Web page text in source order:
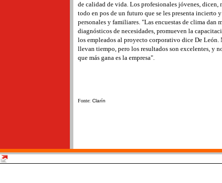
de calidad de vida. Los profesionales jóvenes, dicen,
todo en pos de un futuro que se les presenta incierto
personales y familiares. "Las encuestas de clima dan
diagnósticos de necesidades, promueven la
los empleados al proyecto corporativo dice De León.
llevan tiempo, pero los resultados son excelentes, y
que más gana es la empresa".
Fonte: Clarín